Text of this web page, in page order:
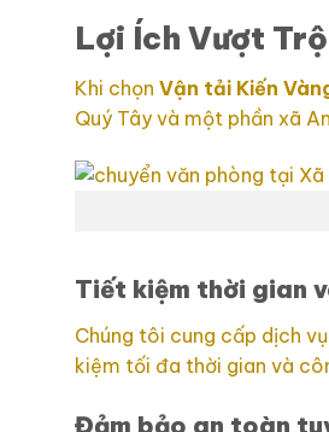
Lợi Ích Vượt
Khi chọn Vận tải Kiến
Quý Tây và một phần xã
Tiết kiệm thời gian
Chúng tôi cung cấp dịch vụ
kiệm tối đa thời gian và
Đảm bảo an toàn